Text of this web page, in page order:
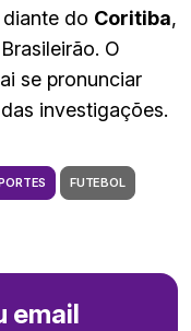
do Coritiba,
O
se pronunciar
investigações.
FUTEBOL
email